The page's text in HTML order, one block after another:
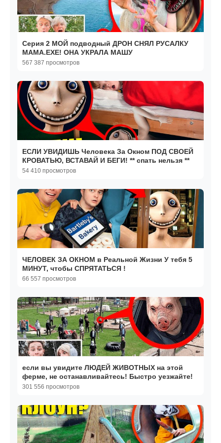
Серия 2 МОЙ подводный ДРОН СНЯЛ РУСАЛКУ
МАМА.EXE! ОНА УКРАЛА МАШУ
567 387 просмотров
ЕСЛИ УВИДИШЬ Человека За Окном ПОД СВОЕЙ
КРОВАТЬЮ, ВСТАВАЙ И БЕГИ! ** спать нельзя **
54 410 просмотров
ЧЕЛОВЕК ЗА ОКНОМ в Реальной Жизни У тебя 5
МИНУТ, чтобы СПРЯТАТЬСЯ !
66 557 просмотров
если вы увидите ЛЮДЕЙ ЖИВОТНЫХ на этой
ферме, не останавливайтесь! Быстро уезжайте!
301 556 просмотров